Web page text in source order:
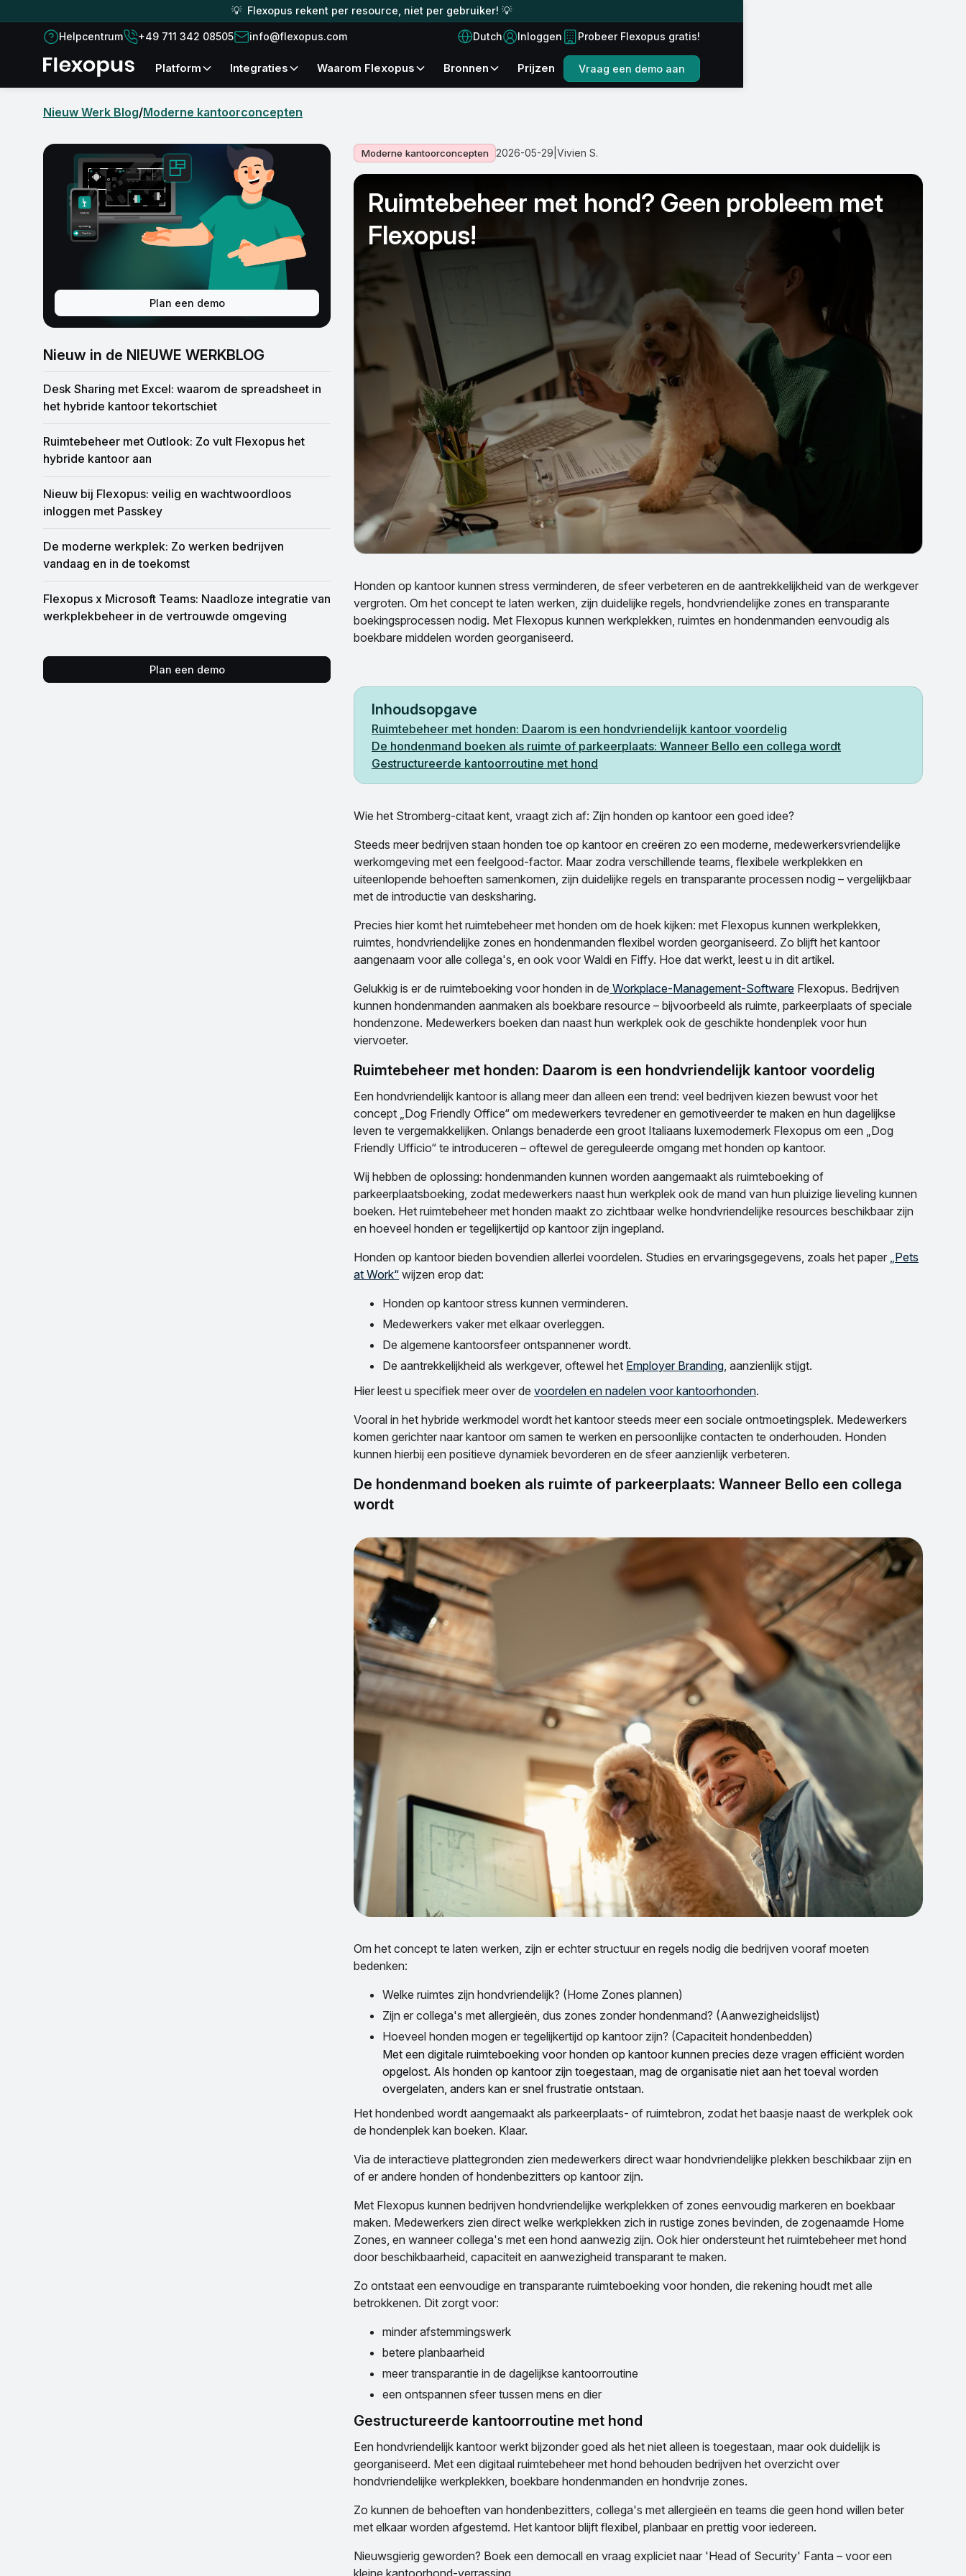
💡 Flexopus rekent per resource, niet per gebruiker! 💡
Helpcentrum +49 711 342 08505 info@flexopus.com Dutch Inloggen Probeer Flexopus gratis!
platform Integraties Waarom Flexopus Bronnen Prijzen Vraag een demo aan
Nieuw Werk Blog/Moderne kantoorconcepten
Plan een demo
Nieuw in de NIEUWE WERKBLOG
Desk Sharing met Excel: waarom de spreadsheet in
het hybride kantoor tekortschiet
Ruimtebeheer met Outlook: Zo vult Flexopus het
hybride kantoor aan
Nieuw bij Flexopus: veilig en wachtwoordloos
inloggen met Passkey
De moderne werkplek: Zo werken bedrijven
vandaag en in de toekomst
Flexopus x Microsoft Teams: Naadloze integratie van
werkplekbeheer in de vertrouwde omgeving
Plan een demo
Moderne kantoorconcepten 2026-05-29 |Vivien S.
Ruimtebeheer met hond? Geen probleem met
Flexopus!
Honden op kantoor kunnen stress verminderen, de sfeer verbeteren en de aantrekkelijkheid van de werkgever
vergroten. Om het concept te laten werken, zijn duidelijke regels, hondvriendelijke zones en transparante
boekingsprocessen nodig. Met Flexopus kunnen werkplekken, ruimtes en hondenmanden eenvoudig als
boekbare middelen worden georganiseerd.
Inhoudsopgave
Ruimtebeheer met honden: Daarom is een hondvriendelijk kantoor voordelig
De hondenmand boeken als ruimte of parkeerplaats: Wanneer Bello een collega wordt
Gestructureerde kantoorroutine met hond
Wie het Stromberg-citaat kent, vraagt zich af: Zijn honden op kantoor een goed idee?
Steeds meer bedrijven staan honden toe op kantoor en creëren zo een moderne, medewerkersvriendelijke
werkomgeving met een feelgood-factor. Maar zodra verschillende teams, flexibele werkplekken en
uiteenlopende behoeften samenkomen, zijn duidelijke regels en transparante processen nodig – vergelijkbaar
met de introductie van desksharing.
Precies hier komt het ruimtebeheer met honden om de hoek kijken: met Flexopus kunnen werkplekken,
ruimtes, hondvriendelijke zones en hondenmanden flexibel worden georganiseerd. Zo blijft het kantoor
aangenaam voor alle collega's, en ook voor Waldi en Fiffy. Hoe dat werkt, leest u in dit artikel.
Gelukkig is er de ruimteboeking voor honden in de Workplace-Management-Software Flexopus. Bedrijven
kunnen hondenmanden aanmaken als boekbare resource – bijvoorbeeld als ruimte, parkeerplaats of speciale
hondenzone. Medewerkers boeken dan naast hun werkplek ook de geschikte hondenplek voor hun
viervoeter.
Ruimtebeheer met honden: Daarom is een hondvriendelijk kantoor voordelig
Een hondvriendelijk kantoor is allang meer dan alleen een trend: veel bedrijven kiezen bewust voor het
concept „Dog Friendly Office“ om medewerkers tevredener en gemotiveerder te maken en hun dagelijkse
leven te vergemakkelijken. Onlangs benaderde een groot Italiaans luxemodemerk Flexopus om een „Dog
Friendly Ufficio“ te introduceren – oftewel de gereguleerde omgang met honden op kantoor.
Wij hebben de oplossing: hondenmanden kunnen worden aangemaakt als ruimteboeking of
parkeerplaatsboeking, zodat medewerkers naast hun werkplek ook de mand van hun pluizige lieveling kunnen
boeken. Het ruimtebeheer met honden maakt zo zichtbaar welke hondvriendelijke resources beschikbaar zijn
en hoeveel honden er tegelijkertijd op kantoor zijn ingepland.
Honden op kantoor bieden bovendien allerlei voordelen. Studies en ervaringsgegevens, zoals het paper „Pets
at Work“ wijzen erop dat:
Honden op kantoor stress kunnen verminderen.
Medewerkers vaker met elkaar overleggen.
De algemene kantoorsfeer ontspannener wordt.
De aantrekkelijkheid als werkgever, oftewel het Employer Branding, aanzienlijk stijgt.
Hier leest u specifiek meer over de voordelen en nadelen voor kantoorhonden.
Vooral in het hybride werkmodel wordt het kantoor steeds meer een sociale ontmoetingsplek. Medewerkers
komen gerichter naar kantoor om samen te werken en persoonlijke contacten te onderhouden. Honden
kunnen hierbij een positieve dynamiek bevorderen en de sfeer aanzienlijk verbeteren.
De hondenmand boeken als ruimte of parkeerplaats: Wanneer Bello een collega
wordt
Om het concept te laten werken, zijn er echter structuur en regels nodig die bedrijven vooraf moeten
bedenken:
Welke ruimtes zijn hondvriendelijk? (Home Zones plannen)
Zijn er collega's met allergieën, dus zones zonder hondenmand? (Aanwezigheidslijst)
Hoeveel honden mogen er tegelijkertijd op kantoor zijn? (Capaciteit hondenbedden)
Met een digitale ruimteboeking voor honden op kantoor kunnen precies deze vragen efficiënt worden
opgelost. Als honden op kantoor zijn toegestaan, mag de organisatie niet aan het toeval worden
overgelaten, anders kan er snel frustratie ontstaan.
Het hondenbed wordt aangemaakt als parkeerplaats- of ruimtebron, zodat het baasje naast de werkplek ook
de hondenplek kan boeken. Klaar.
Via de interactieve plattegronden zien medewerkers direct waar hondvriendelijke plekken beschikbaar zijn en
of er andere honden of hondenbezitters op kantoor zijn.
Met Flexopus kunnen bedrijven hondvriendelijke werkplekken of zones eenvoudig markeren en boekbaar
maken. Medewerkers zien direct welke werkplekken zich in rustige zones bevinden, de zogenaamde Home
Zones, en wanneer collega's met een hond aanwezig zijn. Ook hier ondersteunt het ruimtebeheer met hond
door beschikbaarheid, capaciteit en aanwezigheid transparant te maken.
Zo ontstaat een eenvoudige en transparante ruimteboeking voor honden, die rekening houdt met alle
betrokkenen. Dit zorgt voor:
minder afstemmingswerk
betere planbaarheid
meer transparantie in de dagelijkse kantoorroutine
een ontspannen sfeer tussen mens en dier
Gestructureerde kantoorroutine met hond
Een hondvriendelijk kantoor werkt bijzonder goed als het niet alleen is toegestaan, maar ook duidelijk is
georganiseerd. Met een digitaal ruimtebeheer met hond behouden bedrijven het overzicht over
hondvriendelijke werkplekken, boekbare hondenmanden en hondvrije zones.
Zo kunnen de behoeften van hondenbezitters, collega's met allergieën en teams die geen hond willen beter
met elkaar worden afgestemd. Het kantoor blijft flexibel, planbaar en prettig voor iedereen.
Nieuwsgierig geworden? Boek een democall en vraag expliciet naar 'Head of Security' Fanta – voor een